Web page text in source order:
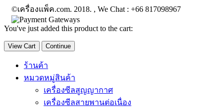
©เครื่องแพ็ค.com. 2018. , We Chat : +66 817098967
You've just added this product to the cart:
View Cart Continue
ร้านค้า
หมวดหมู่สินค้า
เครื่องซีลสูญญากาศ
เครื่องซีลสายพานต่อเนื่อง